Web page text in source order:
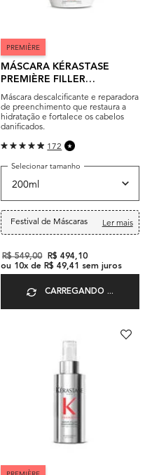
PREMIÈRE
MÁSCARA KÉRASTASE
PREMIÈRE FILLER
RÉPARATEUR
Máscara descalcificante e reparadora
de preenchimento que restaura a
hidratação e fortalece os cabelos
danificados.
172
Selecionar tamanho
Festival de Máscaras Ler mais
Old price
R$ 549,00 New price
R$ 494,10
ou 10x de R$ 49,41 sem juros
CARREGANDO ...